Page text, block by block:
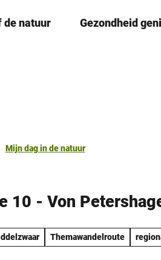
de natuur Gezondheid
Mijn dag in de natuur
10 - Von
Themawandelroute